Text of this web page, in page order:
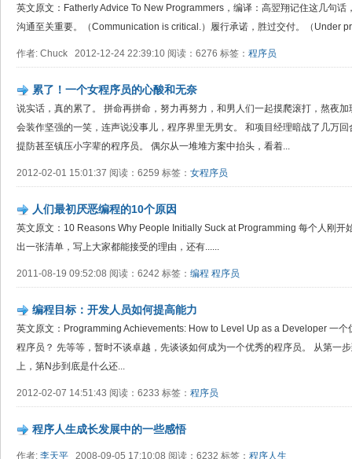
英文原文：Fatherly Advice To New Programmers，编译：高翌翔记住这几句
沟通至关重要。（Communication is critical.）履行承诺，胜过交付。（Under
作者: Chuck 2012-12-24 22:39:10 阅读：6276 标签： 程序员
累了！一个女程序员的心酸和无奈
说实话，真的累了。 拼命再拼命，努力再努力，和男人们一起摸爬滚打，熬夜
会装作坚强的一笑，连声说没事儿，程序界里无男女。 和项目经理暗战了几万
提防甚至镇压小字辈的程序员。 偶尔从一堆堆方案中抬头，看着...
2012-02-01 15:01:37 阅读：6259 标签： 女程序员
人们最初厌恶编程的10个原因
英文原文：10 Reasons Why People Initially Suck at Programming 每个人刚开
出一张清单，写上大家都能接受的理由，还有......
2011-08-19 09:52:08 阅读：6242 标签： 编程 程序员
编程目标：开发人员如何提高能力
英文原文：Programming Achievements: How to Level Up as a Developer 一
程序员？ 先等等，暂时不谈卓越，先谈谈如何成为一个优秀的程序员。 从第一
上，第N步到底是什么还...
2012-02-07 14:51:43 阅读：6233 标签： 程序员
程序人生成长发展中的一些感悟
作者: 李天平 2008-09-05 17:10:08 阅读：6232 标签： 程序人生